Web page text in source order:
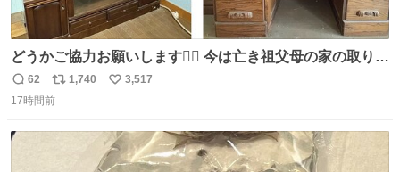
どうかご協力お願いします🙇‍♂️ 今は亡き祖父母の家の取り壊
しが決まり、どうしても処分して欲しくない食器棚と机の
引き取り手を探しております この2つは私の祖母が当初一
さで亡くなりましたが、この家具達をとても大切にしてお
りました 続く↓
返
信
62
リ
ポ
1,740
い
数
3,517
17時間前